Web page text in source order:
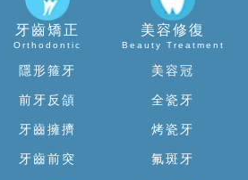
牙齒矯正
Orthodontic
隱形箍牙
前牙反頜
牙齒擁擠
牙齒前突
美容修復
Beauty Treatment
美容冠
全瓷牙
烤瓷牙
氟斑牙